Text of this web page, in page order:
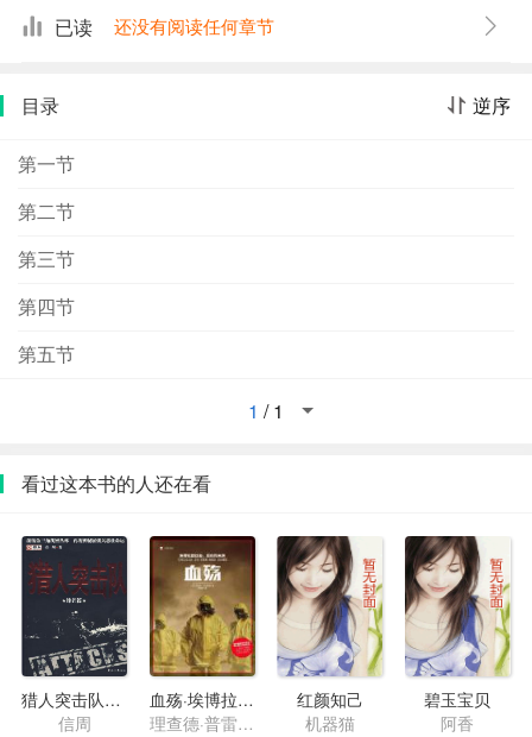
她去年已从这所大学毕业了。当时谋不到职业。人类早已
次重大失误。
已读 还没有阅读任何章节
逆序
目录
第一节
第二节
第三节
第四节
第五节
1 /1
看过这本书的人还在看
猎人突击队3：锋芒篇
信周
血殇·埃博拉的过去、现在和未来
理查德·普雷斯顿
红颜知己
机器猫
碧玉宝贝
阿香